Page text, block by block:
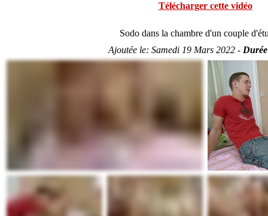
Télécharger cette vidéo
Sodo dans la chambre d'un couple
Ajoutée le:Samedi 19 Mars 2022 -